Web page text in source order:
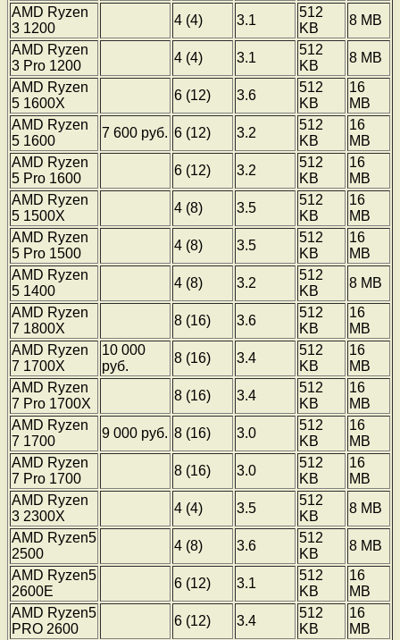
AMD Ryzen
3 1200
4 (4) 3.1
512
KB
8 MB
AMD Ryzen
3 Pro 1200
4 (4) 3.1
512
KB
8 MB
AMD Ryzen
5 1600X
6 (12) 3.6
512
KB
16
MB
AMD Ryzen
5 1600
7 600 руб. 6 (12) 3.2
512
KB
16
MB
AMD Ryzen
5 Pro 1600
6 (12) 3.2
512
KB
16
MB
AMD Ryzen
5 1500X
4 (8) 3.5
512
KB
16
MB
AMD Ryzen
5 Pro 1500
4 (8) 3.5
512
KB
16
MB
AMD Ryzen
5 1400
4 (8) 3.2
512
KB
8 MB
AMD Ryzen
7 1800X
8 (16) 3.6
512
KB
16
MB
AMD Ryzen
7 1700X
10 000
руб.
8 (16) 3.4
512
KB
16
MB
AMD Ryzen
7 Pro 1700X
8 (16) 3.4
512
KB
16
MB
AMD Ryzen
7 1700
9 000 руб. 8 (16) 3.0
512
KB
16
MB
AMD Ryzen
7 Pro 1700
8 (16) 3.0
512
KB
16
MB
AMD Ryzen
3 2300X
4 (4) 3.5
512
KB
8 MB
AMD Ryzen5
2500
4 (8) 3.6
512
KB
8 MB
AMD Ryzen5
2600E
6 (12) 3.1
512
KB
16
MB
AMD Ryzen5
PRO 2600
6 (12) 3.4
512
KB
16
MB